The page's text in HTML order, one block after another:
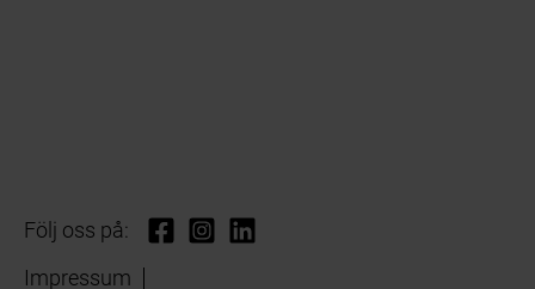
Följ oss på:
Impressum